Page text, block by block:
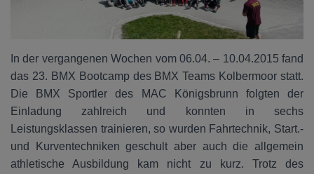
In der vergangenen Wochen vom 06.04. – 10.04.2015 fand
das 23. BMX Bootcamp des BMX Teams Kolbermoor statt.
Die BMX Sportler des MAC Königsbrunn folgten der
Einladung zahlreich und konnten in sechs
Leistungsklassen trainieren, so wurden Fahrtechnik, Start.-
und Kurventechniken geschult aber auch die allgemein
athletische Ausbildung kam nicht zu kurz. Trotz des